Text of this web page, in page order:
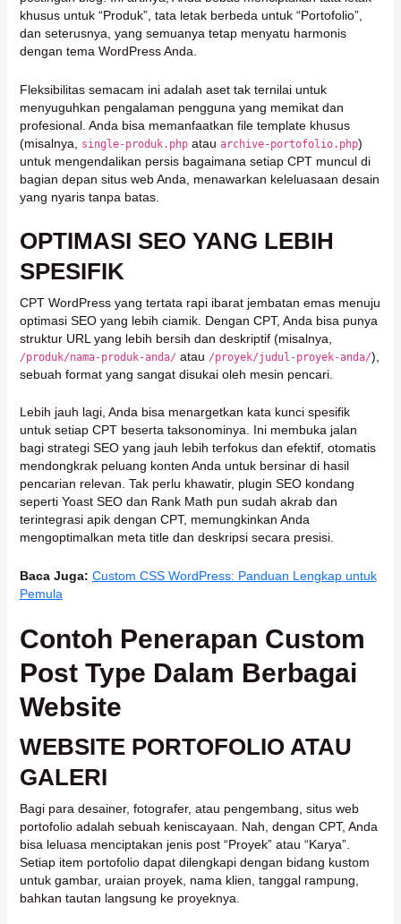
khusus untuk “Produk”, tata letak berbeda untuk “Portofolio”,
dan seterusnya, yang semuanya tetap menyatu harmonis
dengan tema WordPress Anda.
Fleksibilitas semacam ini adalah aset tak ternilai untuk
menyuguhkan pengalaman pengguna yang memikat dan
profesional. Anda bisa memanfaatkan file template khusus
(misalnya,
single-produk.phpatau archive-portofolio.php)
untuk mengendalikan persis bagaimana setiap CPT muncul di
bagian depan situs web Anda, menawarkan keleluasaan desain
yang nyaris tanpa batas.
OPTIMASI SEO YANG LEBIH
SPESIFIK
CPT WordPress yang tertata rapi ibarat jembatan emas menuju
optimasi SEO yang lebih ciamik. Dengan CPT, Anda bisa punya
struktur URL yang lebih bersih dan deskriptif (misalnya,
/produk/nama-produk-anda/atau /proyek/judul-proyek-anda/),
sebuah format yang sangat disukai oleh mesin pencari.
Lebih jauh lagi, Anda bisa menargetkan kata kunci spesifik
untuk setiap CPT beserta taksonominya. Ini membuka jalan
bagi strategi SEO yang jauh lebih terfokus dan efektif, otomatis
mendongkrak peluang konten Anda untuk bersinar di hasil
pencarian relevan. Tak perlu khawatir, plugin SEO kondang
seperti Yoast SEO dan Rank Math pun sudah akrab dan
terintegrasi apik dengan CPT, memungkinkan Anda
mengoptimalkan meta title dan deskripsi secara presisi.
Baca Juga: Custom CSS WordPress: Panduan Lengkap untuk
Pemula
Contoh Penerapan Custom
Post Type Dalam Berbagai
Website
WEBSITE PORTOFOLIO ATAU
GALERI
Bagi para desainer, fotografer, atau pengembang, situs web
portofolio adalah sebuah keniscayaan. Nah, dengan CPT, Anda
bisa leluasa menciptakan jenis post “Proyek” atau “Karya”.
Setiap item portofolio dapat dilengkapi dengan bidang kustom
untuk gambar, uraian proyek, nama klien, tanggal rampung,
bahkan tautan langsung ke proyeknya.